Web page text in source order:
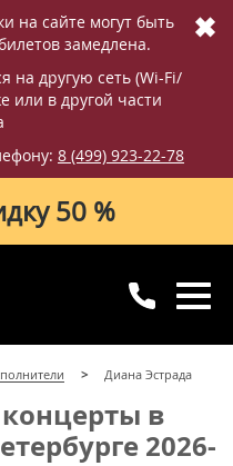
на сайте могут быть
замедлена.
на другую сеть (Wi-Fi/
или в другой части
8 (499) 923-22-78
✖
50 %
8 (800) 770-09-71
для регионов
Диана Эстрада
в
2026-